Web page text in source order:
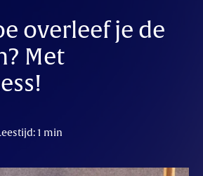
overleef je de
Met
1 min